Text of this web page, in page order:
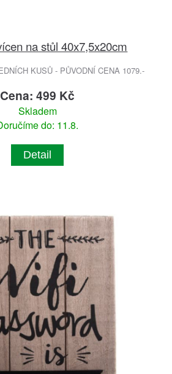
na stůl 40x7,5x20cm
KUSŮ - PŮVODNÍ CENA 1079.-
Cena: 499 Kč
Skladem
do: 11.8.
Detail